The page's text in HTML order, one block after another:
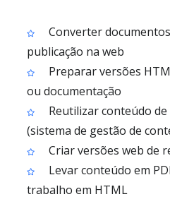
Converter
publicação na web
Preparar versões
ou documentação
Reutilizar conteúdo de
(sistema de gestão de
Criar versões web de
Levar conteúdo em
trabalho em HTML